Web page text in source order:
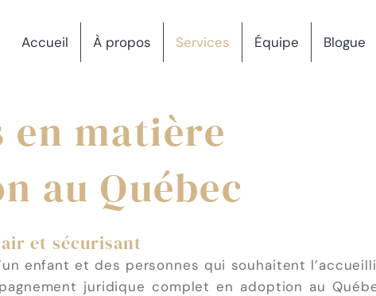
Accueil À propos Services Équipe Blogue
en matière
au Québec
et sécurisant
enfant et des personnes qui souhaitent
juridique complet en adoption au